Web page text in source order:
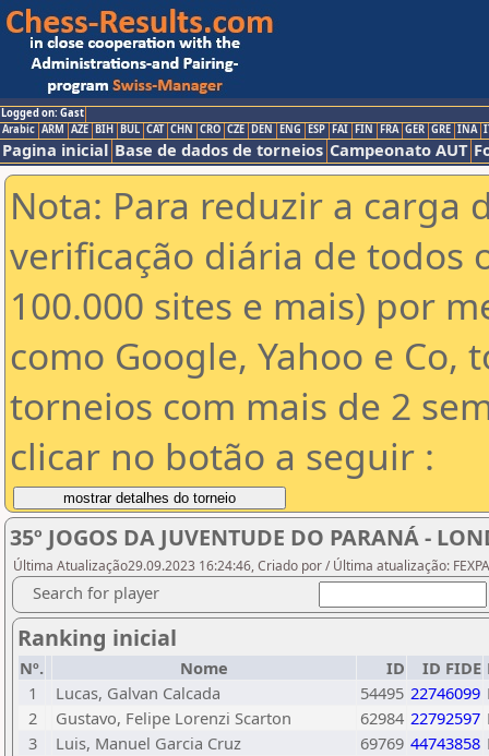
Logged on: Gast
Arabic ARM AZE BIH BUL CAT CHN CRO CZE DEN ENG ESP FAI FIN FRA GER GRE INA
Pagina inicial Base de dados de torneios Campeonato AUT
Nota: Para reduzir a carga
verificação diária de todos
100.000 sites e mais) por
como Google, Yahoo e Co,
torneios com mais de 2
clicar no botão a seguir :
35º JOGOS DA JUVENTUDE DO PARANÁ -
Última Atualização29.09.2023 16:24:46, Criado por / Última atualização:
Search for player
Ranking inicial
Nº. Nome ID ID FIDE
1
Lucas, Galvan Calcada 54495 22746099
2
Gustavo, Felipe Lorenzi Scarton 62984 22792597
3
Luis, Manuel Garcia Cruz 69769 44743858